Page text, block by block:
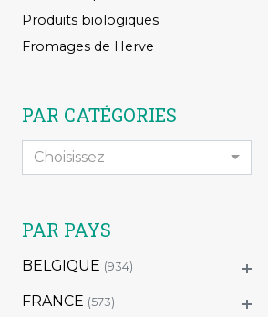
Produits biologiques
Fromages de Herve
PAR CATÉGORIES
Choisissez
PAR PAYS
BELGIQUE (934)
FRANCE (573)